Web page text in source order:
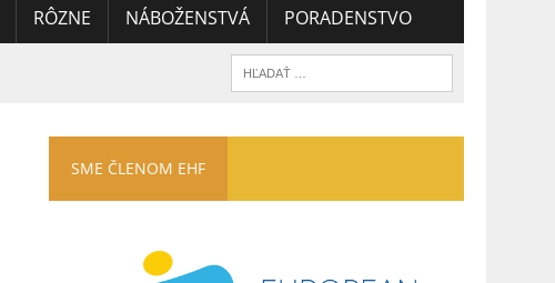
RÔZNE NÁBOŽENSTVÁ PORADENSTVO
SME ČLENOM EHF